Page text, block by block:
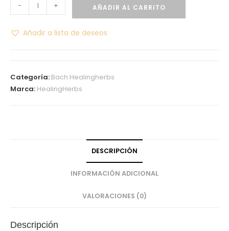
- + AÑADIR AL CARRITO
Añadir a lista de deseos
Categoría: Bach Healingherbs
Marca: HealingHerbs
DESCRIPCIÓN
INFORMACIÓN ADICIONAL
VALORACIONES (0)
Descripción